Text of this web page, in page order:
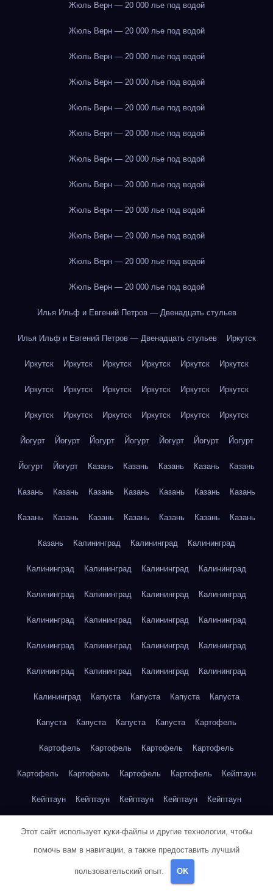
Жюль Верн — 20 000 лье под водой
Жюль Верн — 20 000 лье под водой
Жюль Верн — 20 000 лье под водой
Жюль Верн — 20 000 лье под водой
Жюль Верн — 20 000 лье под водой
Жюль Верн — 20 000 лье под водой
Жюль Верн — 20 000 лье под водой
Жюль Верн — 20 000 лье под водой
Жюль Верн — 20 000 лье под водой
Жюль Верн — 20 000 лье под водой
Жюль Верн — 20 000 лье под водой
Жюль Верн — 20 000 лье под водой
Илья Ильф и Евгений Петров — Двенадцать стульев
Илья Ильф и Евгений Петров — Двенадцать стульев Иркутск
Иркутск Иркутск Иркутск Иркутск Иркутск Иркутск
Иркутск Иркутск Иркутск Иркутск Иркутск Иркутск
Иркутск Иркутск Иркутск Иркутск Иркутск Иркутск
Йогурт Йогурт Йогурт Йогурт Йогурт Йогурт Йогурт
Йогурт Йогурт Казань Казань Казань Казань Казань
Казань Казань Казань Казань Казань Казань Казань
Казань Казань Казань Казань Казань Казань Казань
Казань Калининград Калининград Калининград
Калининград Калининград Калининград Калининград
Калининград Калининград Калининград Калининград
Калининград Калининград Калининград Калининград
Калининград Калининград Калининград Калининград
Калининград Калининград Калининград Калининград
Калининград Капуста Капуста Капуста Капуста
Капуста Капуста Капуста Капуста Картофель
Картофель Картофель Картофель Картофель
Картофель Картофель Картофель Картофель Кейптаун
Кейптаун Кейптаун Кейптаун Кейптаун Кейптаун
Кейптаун Кейптаун Кейптаун Кейптаун Кейптаун
Кейптаун Кейптаун Кейптаун
Этот сайт использует куки-файлы и другие технологии, чтобы
помочь вам в навигации, а также предоставить лучший
пользовательский опыт. OK